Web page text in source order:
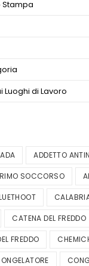
Luoghi di Lavoro
ADA ADDETTO
SOCCORSO
CATENA DEL FREDDO
FREDDO